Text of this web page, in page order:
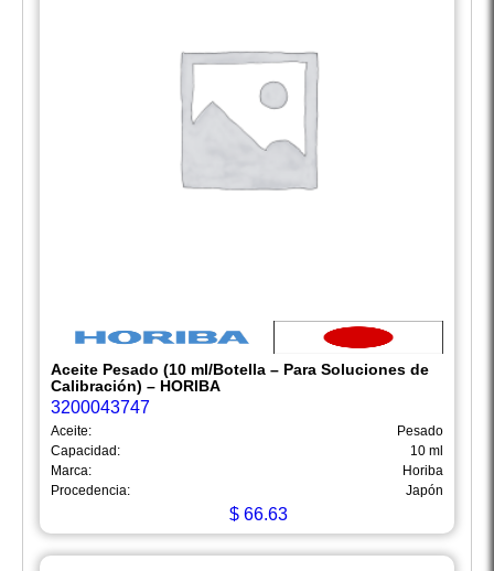
Aceite Pesado (10 ml/Botella – Para Soluciones de
Calibración) – HORIBA
3200043747
Aceite:
Pesado
Capacidad:
10 ml
Marca:
Horiba
Procedencia:
Japón
$66.63